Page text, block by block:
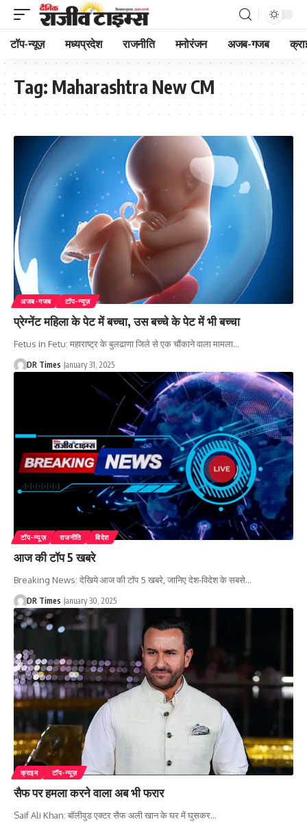
टॉप-न्यूज़ मध्यप्रदेश राजनीति मनोरंजन अजब-गजब
Tag: Maharashtra New CM
अजब-गजब टॉप-न्यूज़
प्रेग्नेंट महिला के पेट में बच्चा, उस बच्चे के पेट में भी बच्चा
Fetus in Fetu: महाराष्ट्र के बुलढाणा जिले से एक चौंकाने वाला मामला…
DR Times January 31, 2025
टॉप-न्यूज़ राजनीति विदेश
आज की टॉप 5 खबरे
Breaking News: देखिये आज की टॉप 5 खबरे, जानिए देश-विदेश के सबसे…
DR Times January 30, 2025
क्राइम टॉप-न्यूज़
सैफ पर हमला करने वाला अब भी फरार
Saif Ali Khan: बॉलीवुड एक्टर सैफ अली खान के घर में घुसकर…